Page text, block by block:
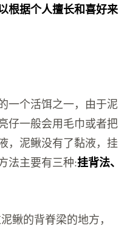
根据个人擅长和喜好来
一个活饵之一，由于泥
仔一般会用毛巾或者把
，泥鳅没有了黏液，挂
法主要有三种:挂背法、
鳅的背脊梁的地方，